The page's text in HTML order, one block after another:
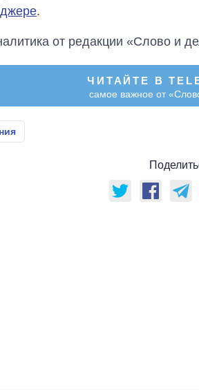
.
от редакции «Слово и
ЧИТАЙТЕ В
самое важное от